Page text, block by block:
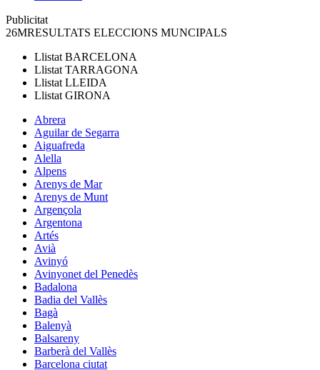
Publicitat
26MRESULTATS ELECCIONS MUNCIPALS
Llistat BARCELONA
Llistat TARRAGONA
Llistat LLEIDA
Llistat GIRONA
Abrera
Aguilar de Segarra
Aiguafreda
Alella
Alpens
Arenys de Mar
Arenys de Munt
Argençola
Argentona
Artés
Avià
Avinyó
Avinyonet del Penedès
Badalona
Badia del Vallès
Bagà
Balenyà
Balsareny
Barberà del Vallès
Barcelona ciutat